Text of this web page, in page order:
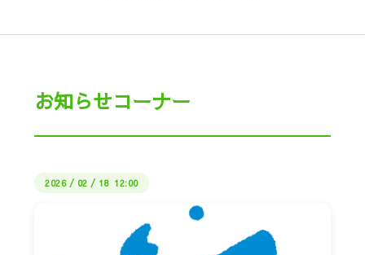
お知らせコーナー
2026/ 02 / 18 12:00